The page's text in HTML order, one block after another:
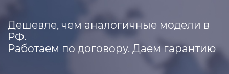
Дешевле, чем аналогичные модели в
РФ.
Работаем по договору. Даем гарантию